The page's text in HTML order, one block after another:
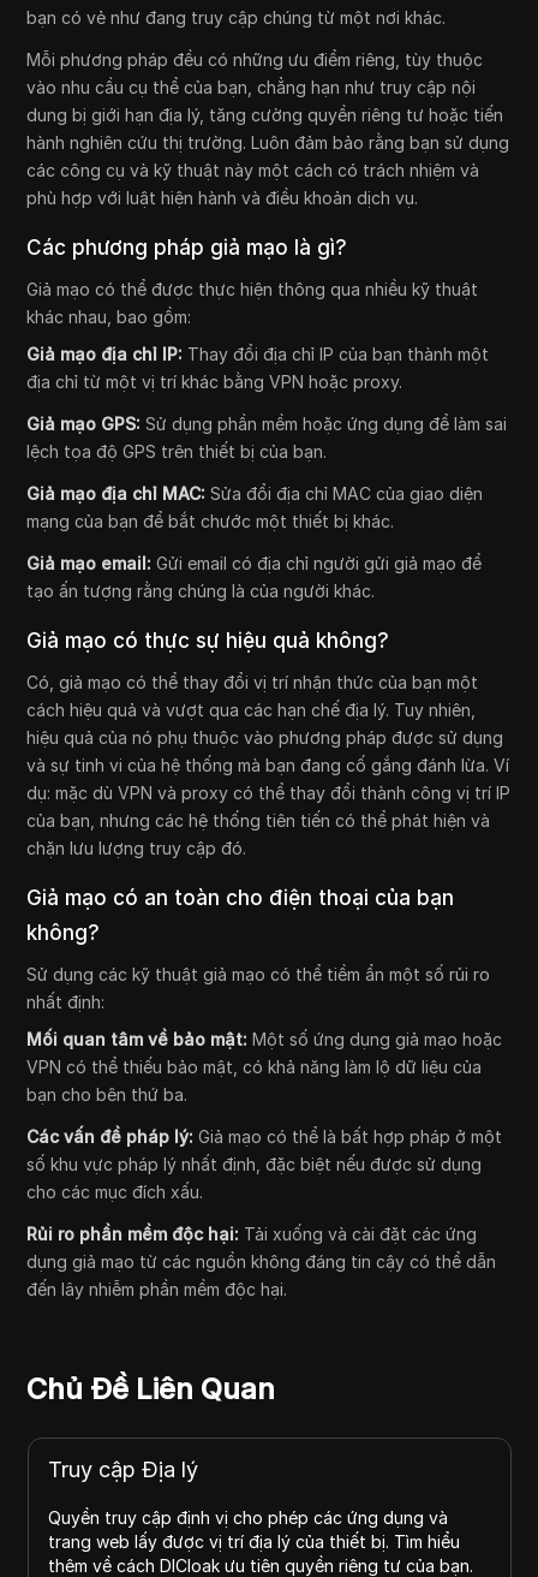
bạn có vẻ như đang truy cập chúng từ một nơi khác.
Mỗi phương pháp đều có những ưu điểm riêng, tùy thuộc
vào nhu cầu cụ thể của bạn, chẳng hạn như truy cập nội
dung bị giới hạn địa lý, tăng cường quyền riêng tư hoặc tiến
hành nghiên cứu thị trường. Luôn đảm bảo rằng bạn sử dụng
các công cụ và kỹ thuật này một cách có trách nhiệm và
phù hợp với luật hiện hành và điều khoản dịch vụ.
Các phương pháp giả mạo là gì?
Giả mạo có thể được thực hiện thông qua nhiều kỹ thuật
khác nhau, bao gồm:
Giả mạo địa chỉ IP: Thay đổi địa chỉ IP của bạn thành một
địa chỉ từ một vị trí khác bằng VPN hoặc proxy.
Giả mạo GPS: Sử dụng phần mềm hoặc ứng dụng để làm sai
lệch tọa độ GPS trên thiết bị của bạn.
Giả mạo địa chỉ MAC: Sửa đổi địa chỉ MAC của giao diện
mạng của bạn để bắt chước một thiết bị khác.
Giả mạo email:Gửi email có địa chỉ người gửi giả mạo để
tạo ấn tượng rằng chúng là của người khác.
Giả mạo có thực sự hiệu quả không?
Có, giả mạo có thể thay đổi vị trí nhận thức của bạn một
cách hiệu quả và vượt qua các hạn chế địa lý. Tuy nhiên,
hiệu quả của nó phụ thuộc vào phương pháp được sử dụng
và sự tinh vi của hệ thống mà bạn đang cố gắng đánh lừa. Ví
dụ: mặc dù VPN và proxy có thể thay đổi thành công vị trí IP
của bạn, nhưng các hệ thống tiên tiến có thể phát hiện và
chặn lưu lượng truy cập đó.
Giả mạo có an toàn cho điện thoại của bạn
không?
Sử dụng các kỹ thuật giả mạo có thể tiềm ẩn một số rủi ro
nhất định:
Mối quan tâm về bảo mật:Một số ứng dụng giả mạo hoặc
VPN có thể thiếu bảo mật, có khả năng làm lộ dữ liệu của
bạn cho bên thứ ba.
Các vấn đề pháp lý:Giả mạo có thể là bất hợp pháp ở một
số khu vực pháp lý nhất định, đặc biệt nếu được sử dụng
cho các mục đích xấu.
Rủi ro phần mềm độc hại: Tải xuống và cài đặt các ứng
dụng giả mạo từ các nguồn không đáng tin cậy có thể dẫn
đến lây nhiễm phần mềm độc hại.
Chủ Đề Liên Quan
Truy cập Địa lý
Quyền truy cập định vị cho phép các ứng dụng và
trang web lấy được vị trí địa lý của thiết bị. Tìm hiểu
thêm về cách DICloak ưu tiên quyền riêng tư của bạn.